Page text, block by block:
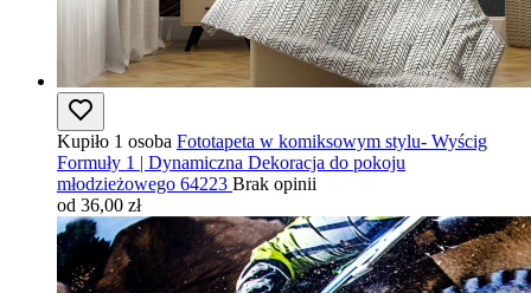
Kupiło 1 osoba Fototapeta w komiksowym stylu- Wyścig
Formuły 1 | Dynamiczna Dekoracja do pokoju
młodzieżowego 64223 Brak opinii
od 36,00 zł